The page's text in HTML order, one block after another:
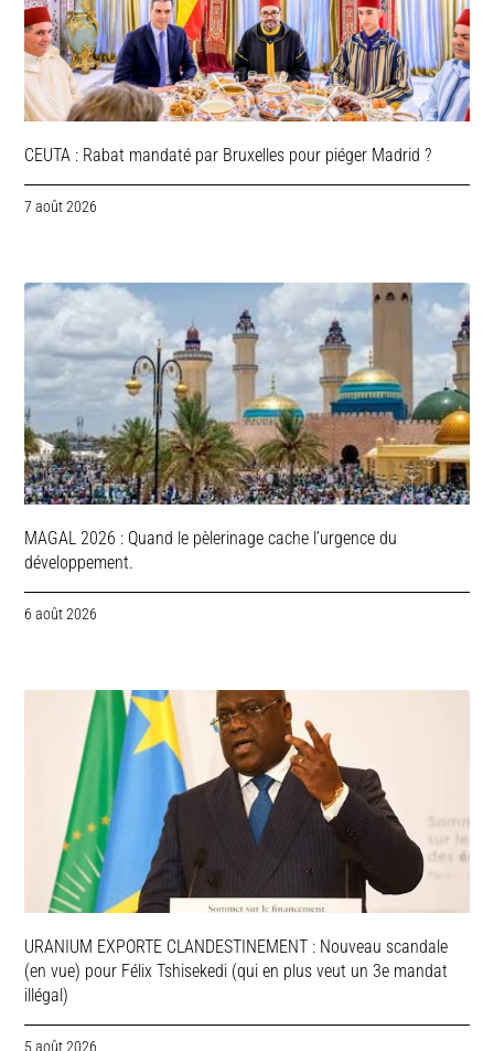
CEUTA : Rabat mandaté par Bruxelles pour piéger Madrid ?
7 août 2026
MAGAL 2026 : Quand le pèlerinage cache l’urgence du
développement.
6 août 2026
URANIUM EXPORTE CLANDESTINEMENT : Nouveau scandale
(en vue) pour Félix Tshisekedi (qui en plus veut un 3e mandat
illégal)
5 août 2026